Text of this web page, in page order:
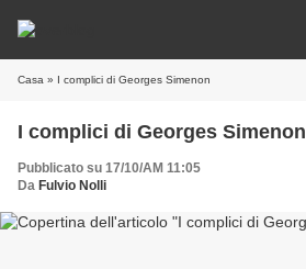
Casa » I complici di Georges Simenon
I complici di Georges Simenon
Pubblicato su 17/10/AM 11:05
Da Fulvio Nolli